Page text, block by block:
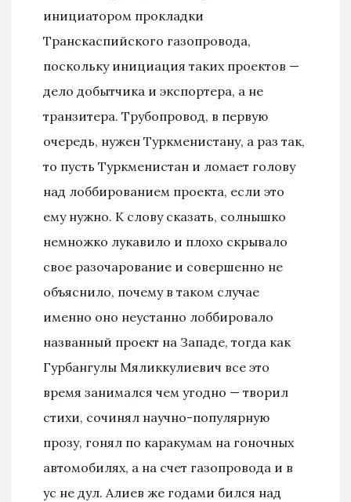
инициатором прокладки
Транскаспийского газопровода,
поскольку инициация таких проектов —
дело добытчика и экспортера, а не
транзитера. Трубопровод, в первую
очередь, нужен Туркменистану, а раз так,
то пусть Туркменистан и ломает голову
над лоббированием проекта, если это
ему нужно. К слову сказать, солнышко
немножко лукавило и плохо скрывало
свое разочарование и совершенно не
объяснило, почему в таком случае
именно оно неустанно лоббировало
названный проект на Западе, тогда как
Гурбангулы Мяликкулиевич все это
время занимался чем угодно — творил
стихи, сочинял научно-популярную
прозу, гонял по каракумам на гоночных
автомобилях, а на счет газопровода и в
ус не дул. Алиев же годами бился над